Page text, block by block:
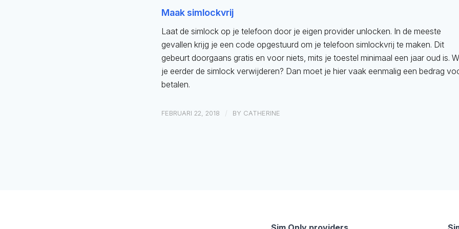
Maak simlockvrij
Laat de simlock op je telefoon door je eigen provider unlocken. In de meeste
gevallen krijg je een code opgestuurd om je telefoon simlockvrij te maken. Dit
gebeurt doorgaans gratis en voor niets, mits je toestel minimaal een jaar oud is.
je eerder de simlock verwijderen? Dan moet je hier vaak eenmalig een bedrag
betalen.
FEBRUARI 22, 2018 / BY CATHERINE